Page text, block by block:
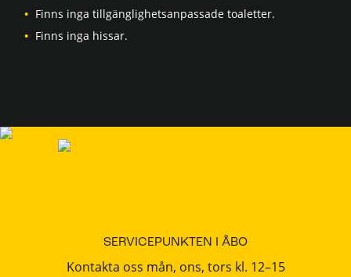
Finns inga tillgänglighetsanpassade toaletter.
Finns inga hissar.
SERVICEPUNKTEN I ÅBO
Kontakta oss mån, ons, tors kl. 12–15